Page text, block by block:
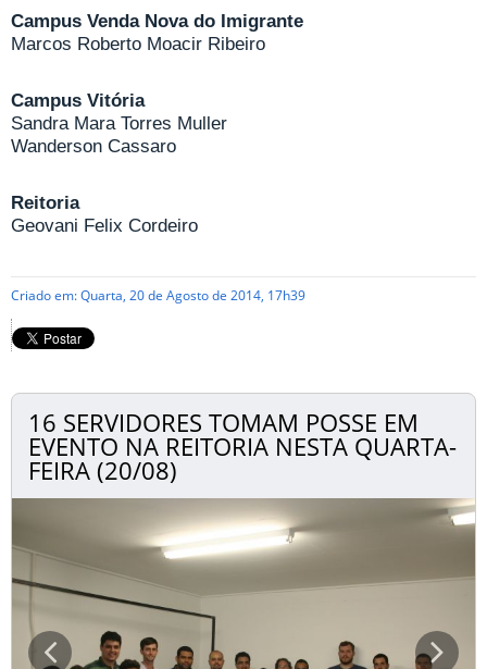
Campus Venda Nova do Imigrante
Marcos Roberto Moacir Ribeiro
Campus Vitória
Sandra Mara Torres Muller
Wanderson Cassaro
Reitoria
Geovani Felix Cordeiro
Criado em: Quarta, 20 de Agosto de 2014, 17h39
16 SERVIDORES TOMAM POSSE EM
EVENTO NA REITORIA NESTA QUARTA-
FEIRA (20/08)